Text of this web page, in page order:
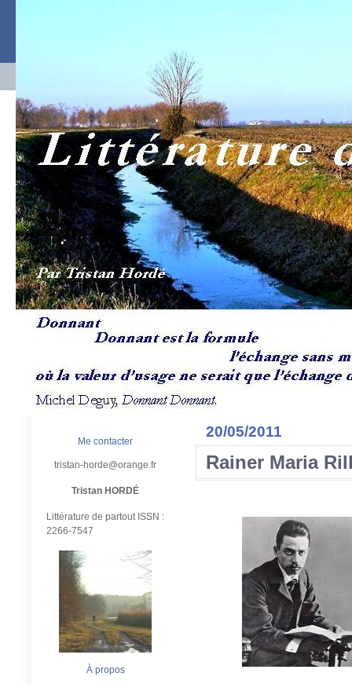
Me contacter
tristan-horde@orange.fr
Tristan HORDÉ
Littérature de partout ISSN :
2266-7547
À propos
20/05/2011
Rainer Maria